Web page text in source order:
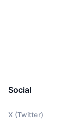
Social
X (Twitter)